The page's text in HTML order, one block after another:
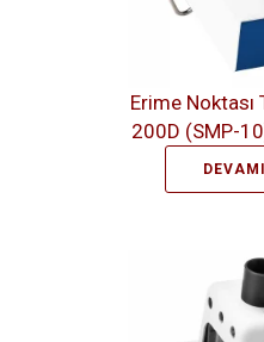
Erime Noktası
200D (SMP-